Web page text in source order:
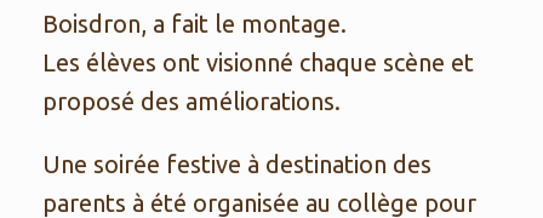
Boisdron, a fait le montage.
Les élèves ont visionné chaque scène et
proposé des améliorations.
Une soirée festive à destination des
parents à été organisée au collège pour